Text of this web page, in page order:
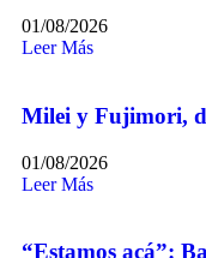
01/08/2026
Leer Más
Milei y Fujimori,
01/08/2026
Leer Más
“Estamos acá”: